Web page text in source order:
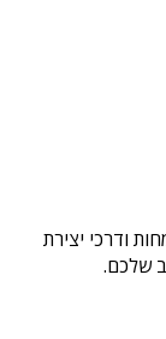
ודרכי יצירת
שלכם.